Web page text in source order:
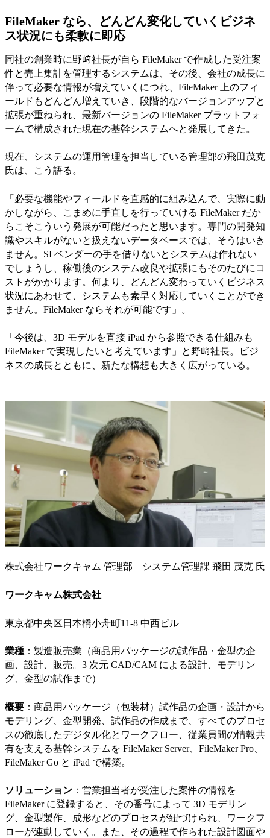
FileMaker なら、どんどん変化していくビジネ
ス状況にも柔軟に即応
同社の創業時に野﨑社長が自ら FileMaker で作成した受注案
件と売上集計を管理するシステムは、その後、会社の成長に
伴って必要な情報が増えていくにつれ、FileMaker 上のフィ
ールドもどんどん増えていき、段階的なバージョンアップと
拡張が重ねられ、最新バージョンの FileMaker プラットフォ
ームで構成された現在の基幹システムへと発展してきた。
現在、システムの運用管理を担当している管理部の飛田茂克
氏は、こう語る。
「必要な機能やフィールドを直感的に組み込んで、実際に動
かしながら、こまめに手直しを行っていける FileMaker だか
らこそこういう発展が可能だったと思います。専門の開発知
識やスキルがないと扱えないデータベースでは、そうはいき
ません。SI ベンダーの手を借りないとシステムは作れない
でしょうし、稼働後のシステム改良や拡張にもそのたびにコ
ストがかかります。何より、どんどん変わっていくビジネス
状況にあわせて、システムも素早く対応していくことができ
ません。FileMaker ならそれが可能です」。
「今後は、3D モデルを直接 iPad から参照できる仕組みも
FileMaker で実現したいと考えています」と野﨑社長。ビジ
ネスの成長とともに、新たな構想も大きく広がっている。
株式会社ワークキャム 管理部 システム管理課 飛田 茂克 氏
ワークキャム株式会社
東京都中央区日本橋小舟町11-8 中西ビル
業種 ：製造販売業（商品用パッケージの試作品・金型の企
画、設計、販売。3 次元 CAD/CAM による設計、モデリン
グ、金型の試作まで）
概要 ：商品用パッケージ（包装材）試作品の企画・設計から
モデリング、金型開発、試作品の作成まで、すべてのプロセ
スの徹底したデジタル化とワークフロー、従業員間の情報共
有を支える基幹システムを FileMaker Server、FileMaker Pro、
FileMaker Go と iPad で構築。
ソリューション ：営業担当者が受注した案件の情報を
FileMaker に登録すると、その番号によって 3D モデリン
グ、金型製作、成形などのプロセスが紐づけられ、ワークフ
ローが連動していく。また、その過程で作られた設計図面や